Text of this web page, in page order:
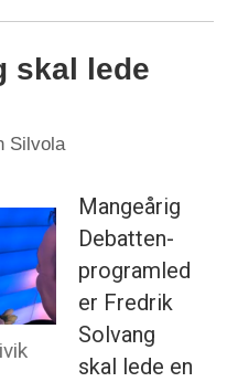
skal lede
Silvola
Mangeårig
Debatten-
programled
er Fredrik
Solvang
skal lede en